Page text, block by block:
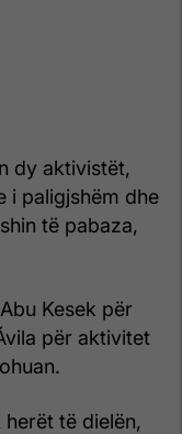
dy aktivistët,
i paligjshëm dhe
të pabaza,
Kesek për
për aktivitet
të dielën,